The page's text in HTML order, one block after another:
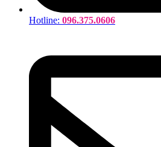
Hotline: 096.375.0606